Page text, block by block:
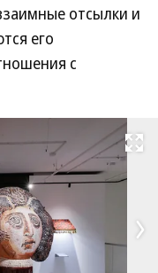
отсылки и
его
с
Развернуть